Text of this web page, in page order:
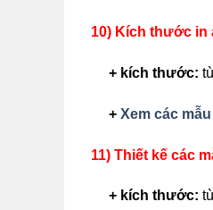
10) Kích thước in
+ kích thước:
+ Xem các
11) Thiết kế các
+ kích thước: